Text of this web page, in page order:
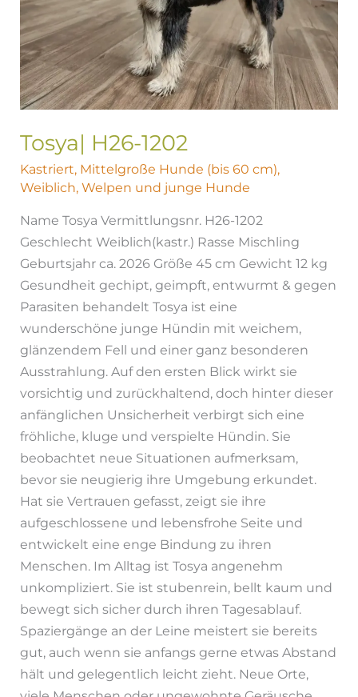
Tosya| H26-1202
Kastriert, Mittelgroße Hunde (bis 60 cm),
Weiblich,Welpen und junge Hunde
Name Tosya Vermittlungsnr. H26-1202
Geschlecht Weiblich(kastr.) Rasse Mischling
Geburtsjahr ca. 2026 Größe 45 cm Gewicht 12 kg
Gesundheit gechipt, geimpft, entwurmt & gegen
Parasiten behandelt Tosya ist eine
wunderschöne junge Hündin mit weichem,
glänzendem Fell und einer ganz besonderen
Ausstrahlung. Auf den ersten Blick wirkt sie
vorsichtig und zurückhaltend, doch hinter dieser
anfänglichen Unsicherheit verbirgt sich eine
fröhliche, kluge und verspielte Hündin. Sie
beobachtet neue Situationen aufmerksam,
bevor sie neugierig ihre Umgebung erkundet.
Hat sie Vertrauen gefasst, zeigt sie ihre
aufgeschlossene und lebensfrohe Seite und
entwickelt eine enge Bindung zu ihren
Menschen. Im Alltag ist Tosya angenehm
unkompliziert. Sie ist stubenrein, bellt kaum und
bewegt sich sicher durch ihren Tagesablauf.
Spaziergänge an der Leine meistert sie bereits
gut, auch wenn sie anfangs gerne etwas Abstand
hält und gelegentlich leicht zieht. Neue Orte,